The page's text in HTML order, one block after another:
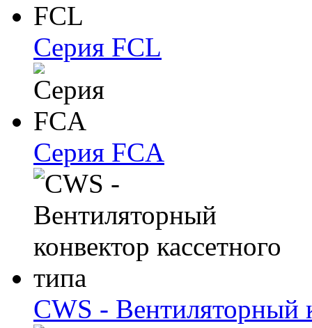
Серия FCL
Серия FCA
CWS - Вентиляторный